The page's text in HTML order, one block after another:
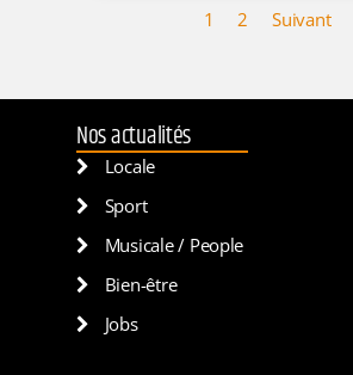
1 2 Suivant
Nos actualités
Locale
Sport
Musicale / People
Bien-être
Jobs